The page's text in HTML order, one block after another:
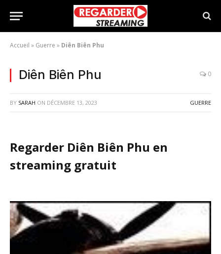
Accueil » Guerre » Diên Biên Phu
Diên Biên Phu 0
BY SARAH ON DÉCEMBRE 13, 2023 GUERRE
Regarder Diên Biên Phu en
streaming gratuit